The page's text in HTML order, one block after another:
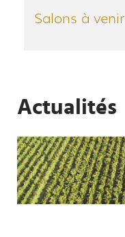
Salons à venir
Actualités